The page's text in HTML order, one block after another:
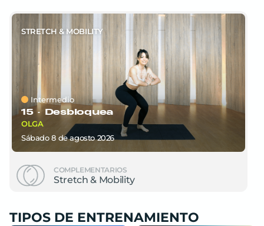
STRETCH & MOBILITY
Intermedio
15 · Desbloquea
OLGA
sábado 8deagosto 2026
COMPLEMENTARIOS
Stretch & Mobility
TIPOS DE ENTRENAMIENTO